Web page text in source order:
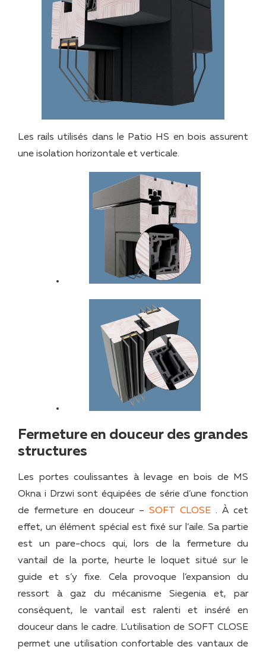
Les rails utilisés dans le Patio HS en bois assurent
une isolation horizontale et verticale.
Fermeture en douceur des grandes
structures
Les portes coulissantes à levage en bois de MS
Okna i Drzwi sont équipées de série d’une fonction
de fermeture en douceur – SOFT CLOSE . À cet
effet, un élément spécial est fixé sur l’aile. Sa partie
est un pare-chocs qui, lors de la fermeture du
vantail de la porte, heurte le loquet situé sur le
guide et s’y fixe. Cela provoque l’expansion du
ressort à gaz du mécanisme Siegenia et, par
conséquent, le vantail est ralenti et inséré en
douceur dans le cadre. L’utilisation de SOFT CLOSE
permet une utilisation confortable des vantaux de